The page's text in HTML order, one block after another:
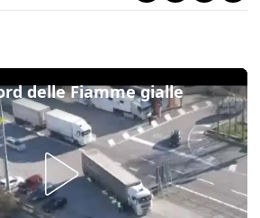
delle Fiamme gialle